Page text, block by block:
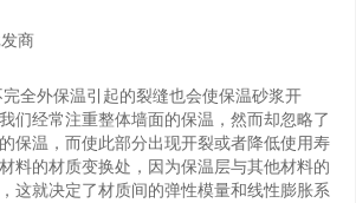
全外保温引起的裂缝也会使保温砂浆开
们经常注重整体墙面的保温，然而却忽略了
保温，而使此部分出现开裂或者降低使用寿
料的材质变换处，因为保温层与其他材料的
这就决定了材质间的弹性模量和线性膨胀系